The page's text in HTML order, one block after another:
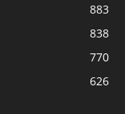
883
838
770
626